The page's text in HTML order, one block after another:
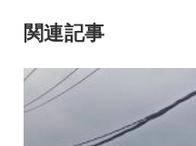
関連記事